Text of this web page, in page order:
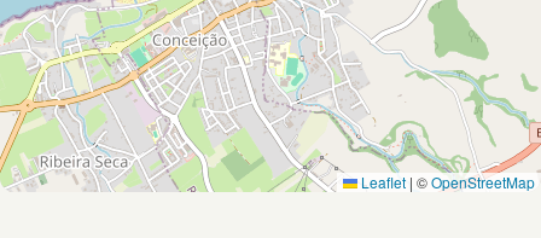
Leaflet | ©OpenStreetMap